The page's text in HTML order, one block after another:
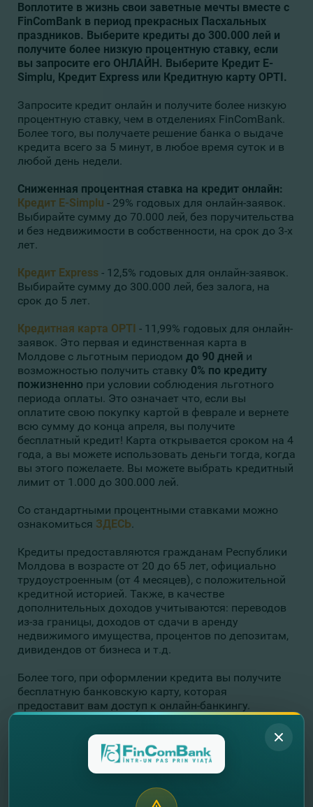
Воплотите в жизнь свои заветные мечты вместе с
FinComBank в период прекрасных Пасхальных
праздников. Выберите кредиты до 300.000 лей и
получите более низкую процентную ставку, если
вы запросите его ОНЛАЙН. Выберите Кредит E-
Simplu, Кредит Express или Кредитную карту OPTI.
Запросите кредит онлайн и получите более низкую
процентную ставку, чем в отделениях FinComBank.
Более того, вы получаете решение банка о выдаче
кредита всего за 5 минут, в любое время суток и в
любой день недели.
Сниженная процентная ставка на кредит онлайн:
Кредит E-Simplu - 29% годовых для онлайн-заявок.
Выбирайте сумму до 70.000 лей, без поручительства
и без недвижимости в собственности, на срок до 3-х
лет.
Кредит Express - 12,5% годовых для онлайн-заявок.
Выбирайте сумму до 300.000 лей, без залога, на
срок до 5 лет.
Кредитная карта OPTI - 11,99% годовых для онлайн-
заявок. Это первая и единственная карта в
Молдове с льготным периодом до 90 дней и
возможностью получить ставку 0% по кредиту
пожизненно при условии соблюдения льготного
периода оплаты. Это означает что, если вы
оплатите свою покупку картой в феврале и вернете
всю сумму до конца апреля, вы получите
бесплатный кредит! Карта открывается сроком на 4
года, а вы можете использовать деньги тогда, когда
вы этого пожелаете. Вы можете выбрать кредитный
лимит от 1.000 до 300.000 лей.
Со стандартными процентными ставками можно
ознакомиться ЗДЕСЬ.
Кредиты предоставляются гражданам Республики
Молдова в возрасте от 20 до 65 лет, официально
трудоустроенным (от 4 месяцев), с положительной
кредитной историей. Также, в качестве
дополнительных доходов учитываются: переводов
из-за границы, доходов от сдачи в аренду
недвижимого имущества, процентов по депозитам,
дивидендов от бизнеса и т.д.
Более того, при оформлении кредита вы получите
бесплатную банковскую карту, которая
предоставит вам доступ к онлайн-банкингу.
Интернет Бэнкинг fincompay.com и приложение
FinComPay доступны 24/7, где бы вы ни находились,
оплатить кредит онлайн;
открыть депозит онлайн с более высокой
процентной ставкой, чем в подразделениях